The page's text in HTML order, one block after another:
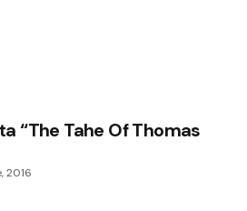
“The Tahe Of Thomas
2016